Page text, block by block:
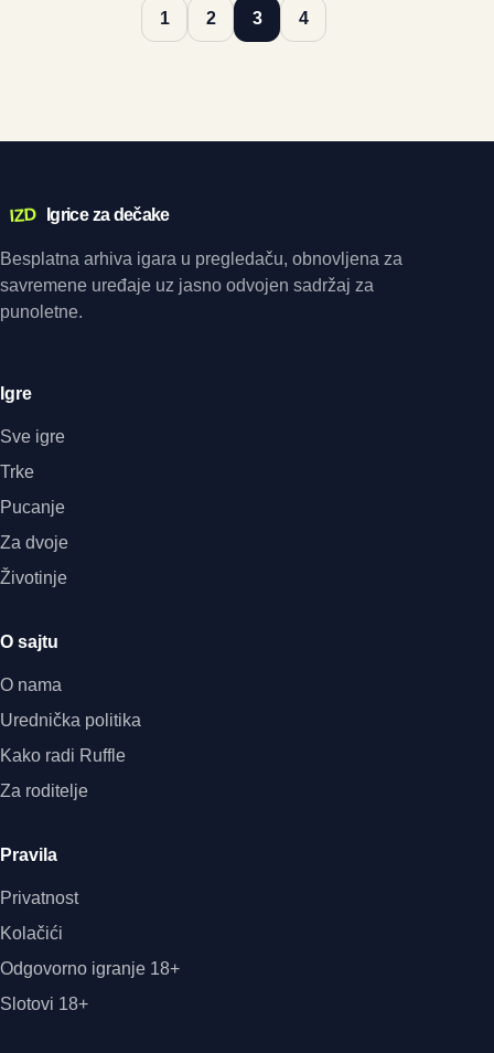
1 2 3 4
IZD Igrice za dečake
Besplatna arhiva igara u pregledaču, obnovljena za
savremene uređaje uz jasno odvojen sadržaj za
punoletne.
Igre
Sve igre
Trke
Pucanje
Za dvoje
Životinje
O sajtu
O nama
Urednička politika
Kako radi Ruffle
Za roditelje
Pravila
Privatnost
Kolačići
Odgovorno igranje 18+
Slotovi 18+